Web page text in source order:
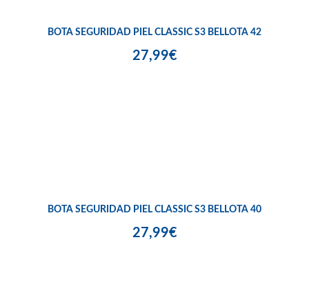
BOTA SEGURIDAD PIEL CLASSIC S3 BELLOTA 42
27,99€
BOTA SEGURIDAD PIEL CLASSIC S3 BELLOTA 40
27,99€